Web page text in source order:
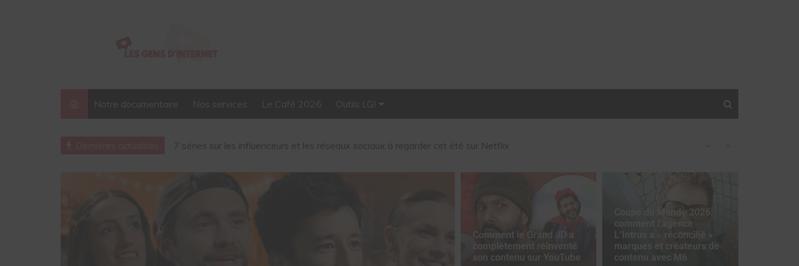
Notre documentaire Nos services Le Café 2026 Outils LGI
d’influence tout-en-un
Pour le lancement de Croquez le Monde®, McDonald’s a convié des influenceurs pour une « expérience unique »
Comment le Grand JD a
complètement réinventé
son contenu sur YouTube
Coupe du Monde 2026:
comment l’agence
L’Intrus a « réconcilié »
marques et créateurs de
contenu avec M6